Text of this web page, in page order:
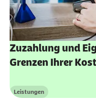
Zuzahlung und
Grenzen Ihrer
Kategorie
Leistungen